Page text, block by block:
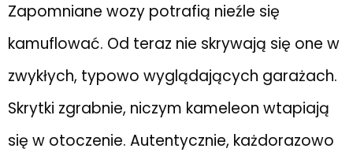
Zapomniane wozy potrafią nieźle się
kamuflować. Od teraz nie skrywają się one w
zwykłych, typowo wyglądających garażach.
Skrytki zgrabnie, niczym kameleon wtapiają
się w otoczenie. Autentycznie, każdorazowo